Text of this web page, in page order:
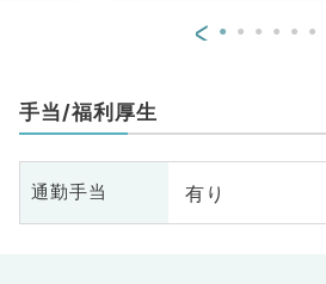
<
手当/福利厚生
通勤手当 有り